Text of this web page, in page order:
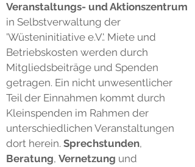
Veranstaltungs- und Aktionszentrum
in Selbstverwaltung der
'Wüsteninitiative e.V.'. Miete und
Betriebskosten werden durch
Mitgliedsbeiträge und Spenden
getragen. Ein nicht unwesentlicher
Teil der Einnahmen kommt durch
Kleinspenden im Rahmen der
unterschiedlichen Veranstaltungen
dort herein. Sprechstunden,
Beratung, Vernetzung und